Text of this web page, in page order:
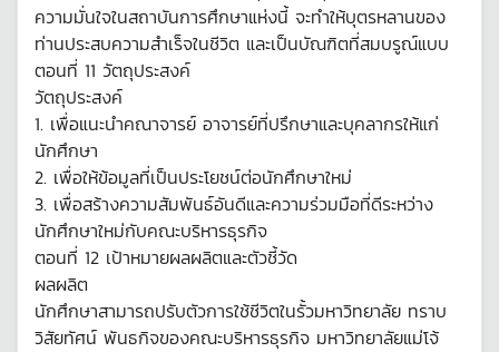
ความมั่นใจในสถาบันการศึกษาแห่งนี้ จะทำให้บุตรหลานของ
ท่านประสบความสำเร็จในชีวิต และเป็นบัณฑิตที่สมบรูณ์แบบ
ตอนที่ 11 วัตถุประสงค์
วัตถุประสงค์
1. เพื่อแนะนำคณาจารย์ อาจารย์ที่ปรึกษาและบุคลากรให้แก่
นักศึกษา
2. เพื่อให้ข้อมูลที่เป็นประโยชน์ต่อนักศึกษาใหม่
3. เพื่อสร้างความสัมพันธ์อันดีและความร่วมมือที่ดีระหว่าง
นักศึกษาใหม่กับคณะบริหารธุรกิจ
ตอนที่ 12 เป้าหมายผลผลิตและตัวชี้วัด
ผลผลิต
นักศึกษาสามารถปรับตัวการใช้ชีวิตในรั้วมหาวิทยาลัย ทราบ
วิสัยทัศน์ พันธกิจของคณะบริหารธุรกิจ มหาวิทยาลัยแม่โจ้